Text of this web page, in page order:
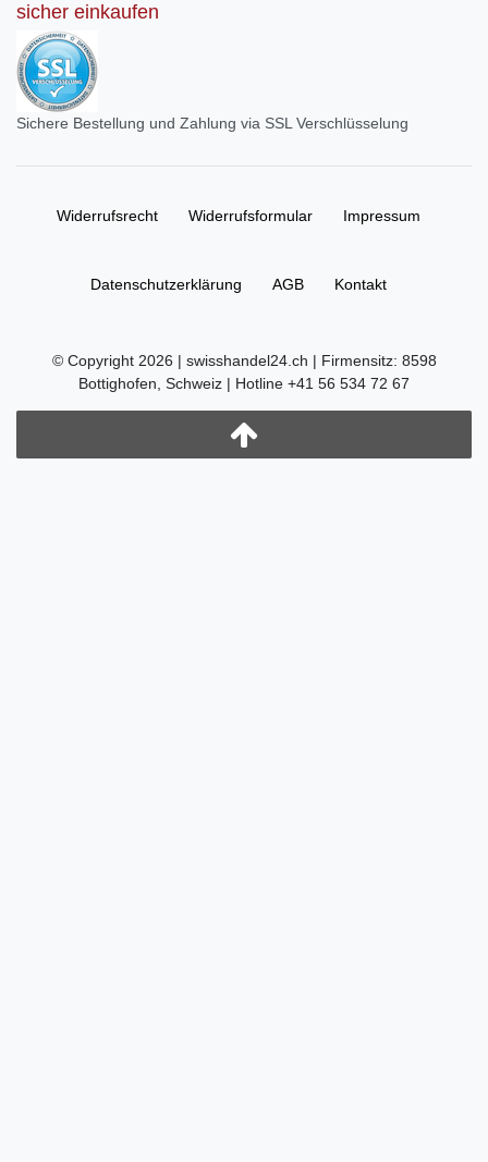
sicher einkaufen
Sichere Bestellung und Zahlung via SSL Verschlüsselung
Widerrufs­recht Widerrufs­formular Impressum
Daten­schutz­erklärung AGB Kontakt
© Copyright 2026 | swisshandel24.ch | Firmensitz: 8598
Bottighofen, Schweiz | Hotline +41 56 534 72 67